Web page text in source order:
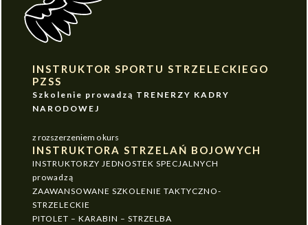
INSTRUKTOR SPORTU STRZELECKIEGO
PZSS
Szkolenie prowadzą TRENERZY KADRY
NARODOWEJ
z rozszerzeniem o kurs
INSTRUKTORA STRZELAŃ BOJOWYCH
INSTRUKTORZY JEDNOSTEK SPECJALNYCH
prowadzą
ZAAWANSOWANE SZKOLENIE TAKTYCZNO-
STRZELECKIE
PITOLET – KARABIN – STRZELBA